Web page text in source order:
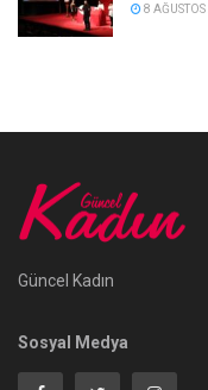
8
Güncel Kadın
Sosyal Medya